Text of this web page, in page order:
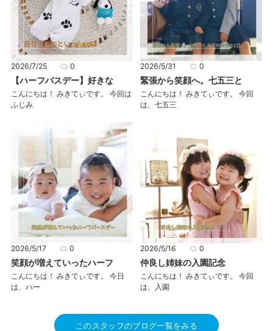
2026/7/25 0
【ハーフバスデー】好きな
こんにちは！ みきてぃです。 今回は
ふじみ
2026/5/31 0
緊張から笑顔へ。七五三と
こんにちは！ みきてぃです。 今回
は、七五三
2026/5/17 0
笑顔が増えていったハーフ
こんにちは！ みきてぃです。 今日
は、ハー
2026/5/16 0
仲良し姉妹の入園記念
こんにちは！ みきてぃです。 今回
は、入園
このスタッフのブログ一覧をみる